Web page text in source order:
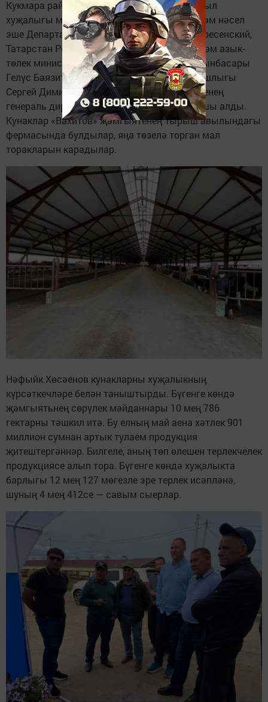
Кукмара районына Россия Федерациясе авыл
хуҗалыгы министрлыгының терлекчелек һәм нәсел
эше Департаменты директоры Сергей Воскресенский,
Татарстан Республикасы авыл хуҗалыгы һәм азык-
төлек министрының терлекчелек буенча урынбасары
Гелүс Баязитовлар килде. Аларны район башлыгы
Сергей Димитриев һәм «Вахитов» җәмгыятенең
генераль директоры Нәфыйк Хөсәенов каршы алды.
Кунаклар «Вахитов» җәмгыятенең Тырыш авылындагы
фермасында булдылар, яңа төзелә торган мал
торакларын карадылар.
Нәфыйк Хөсәенов кунакларны хуҗалыкның
күрсәткечләре белән таныштырды. Бүгенге көндә
җәмгыятьнең сөрүлек мәйданнары 10 мең 786
гектарны тәшкил итә. Бу елның май аена хәтлек 901
миллион сумнан артык тулаем продукция
җитештергәннәр. Билгеле, аның төп өлешен терлекчелек
продукциясе алып тора. Бүгенге көндә хуҗалыкта
барлыгы 12 мең 127 мөгезле эре терлек исәпләнә,
шуның 4 мең 412се — савым сыерлар.